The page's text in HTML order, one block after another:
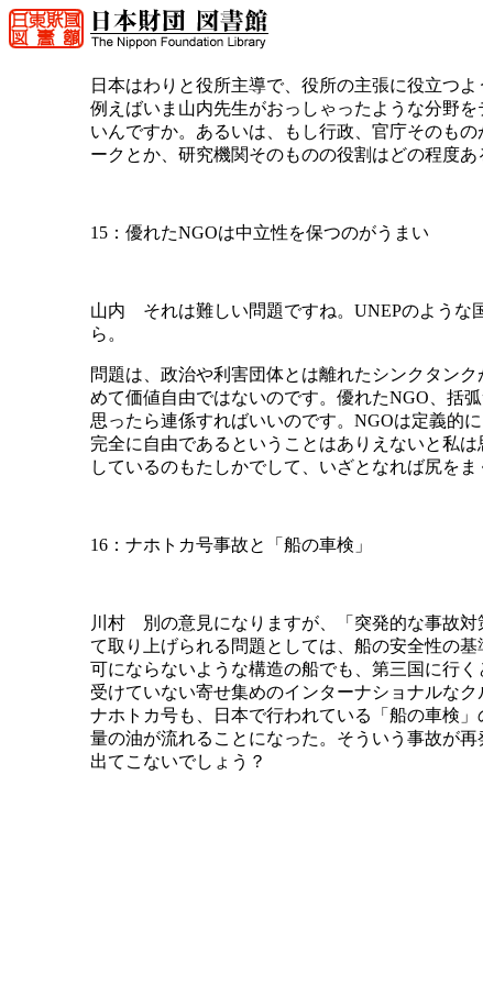
日本はわりと役所主導で、役所の主張に役立つ
例えばいま山内先生がおっしゃったような分野
いんですか。あるいは、もし行政、官庁そのも
ークとか、研究機関そのものの役割はどの程度
15：優れたNGOは中立性を保つのがうまい
山内 それは難しい問題ですね。UNEPのような
ら。
問題は、政治や利害団体とは離れたシンクタン
めて価値自由ではないのです。優れたNGO、括
思ったら連係すればいいのです。NGOは定義的
完全に自由であるということはありえないと私
しているのもたしかでして、いざとなれば尻を
16：ナホトカ号事故と「船の車検」
川村 別の意見になりますが、「突発的な事故対
て取り上げられる問題としては、船の安全性の
可にならないような構造の船でも、第三国に行
受けていない寄せ集めのインターナショナルな
ナホトカ号も、日本で行われている「船の車検
量の油が流れることになった。そういう事故が
出てこないでしょう？